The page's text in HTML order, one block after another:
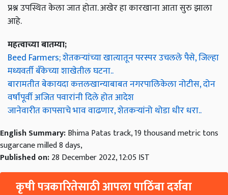
प्रश्न उपस्थित केला जात होता. अखेर हा कारखाना आता सुरु झाला
आहे.
महत्वाच्या बातम्या;
Beed Farmers; शेतकऱ्यांच्या खात्यातून परस्पर उचलले पैसे, जिल्हा
मध्यवर्ती बँकेच्या शाखेतील घटना..
बारामतीत बेकायदा कत्तलखान्याबाबत नगरपालिकेला नोटीस, दोन
वर्षांपूर्वी अजित पवारांनी दिले होत आदेश
जानेवारीत कापसाचे भाव वाढणार, शेतकऱ्यांनो थोडा धीर धरा..
English Summary:Bhima Patas track, 19 thousand metric tons
sugarcane milled 8 days,
Published on:28 December 2022, 12:05 IST
कृषी पत्रकारितेसाठी आपला पाठिंबा दर्शवा